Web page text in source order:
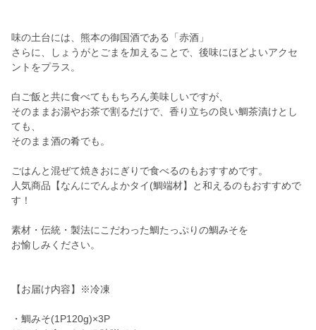
味の土台には、熊本の御国酒である「赤酒」
さらに、しょうがとごまを加えることで、後味にほどよいアクセ
ントをプラス。
白ご飯と共に食べてももちろん美味しいですが、
そのままお湯やお茶で割るだけで、香り立ちの良い鯛茶漬けとし
ても、
そのまま酒の肴でも。
ごはんと混ぜて焼きおにぎりで食べるのもおすすめです。
人気商品【なんにでんよかタイ(鯛端材】と和えるのもおすすめで
す！
素材・伝統・製法にこだわった鯛たっぷりの鯛みそを
お愉しみください。
【お届け内容】※冷凍
・鯛みそ(1P120g)×3P